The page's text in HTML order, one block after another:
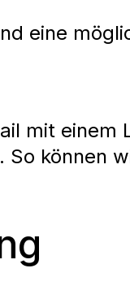
eine
mit einem
können